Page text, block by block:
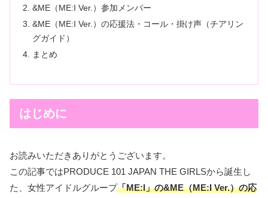
&ME（ME:I Ver.）参加メンバー
&ME（ME:I Ver.）の応援法・コール・掛け声（チアリン
グガイド）
まとめ
はじめに
お読みいただきありがとうございます。
この記事ではPRODUCE 101 JAPAN THE GIRLSから誕生し
た、女性アイドルグループ「ME:I」の&ME（ME:I Ver.）の応